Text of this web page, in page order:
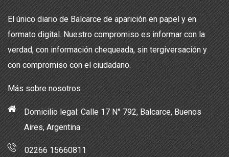
El único diario de Balcarce de aparición en papel y en
formato digital. Nuestro compromiso es informar con la
verdad, con información chequeada, sin tergiversación y
con compromiso con el ciudadano.
Más sobre nosotros
Domicilio legal: Calle 17 N° 792, Balcarce, Buenos
Aires, Argentina
02266 15660811